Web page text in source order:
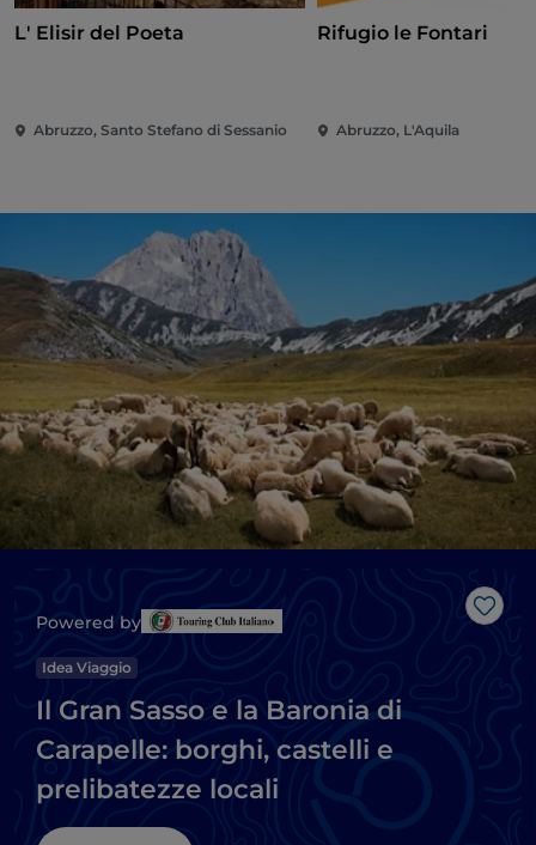
L' Elisir del Poeta
Abruzzo, Santo Stefano di Sessanio
Rifugio le Fontari
Abruzzo, L'Aquila
Like
Powered by
Idea Viaggio
Il Gran Sasso e la Baronia di
Carapelle: borghi, castelli e
prelibatezze locali